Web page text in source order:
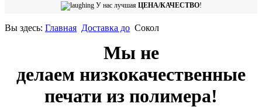
У нас лучшаяЦЕНА/КАЧЕСТВО!
Вы здесь: Главная Доставка до Сокол
Мы не
делаем низкокачественные
печати из полимера!